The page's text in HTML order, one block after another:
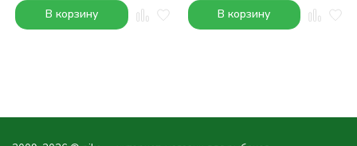
В корзину В корзину